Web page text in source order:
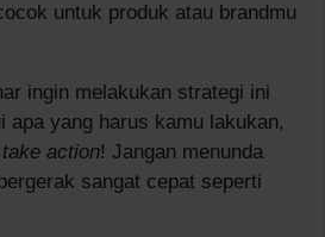
untuk produk atau brandmu
ingin melakukan strategi ini
apa yang harus kamu lakukan,
take action! Jangan menunda
sangat cepat seperti